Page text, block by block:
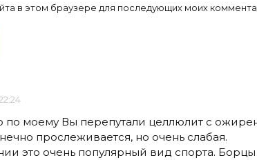
в этом браузере для последующих моих
по моему Вы перепутали целлюлит с
прослеживается, но очень слабая.
это очень популярный вид спорта. Борцы